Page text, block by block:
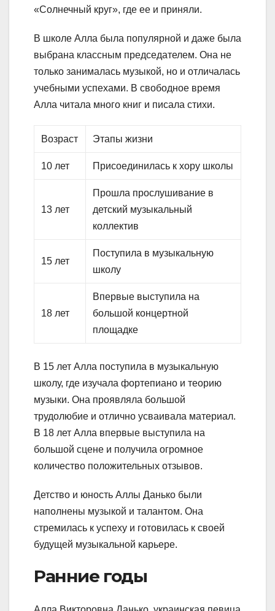
«Солнечный круг», где ее и приняли.
В школе Алла была популярной и даже была
выбрана классным председателем. Она не
только занималась музыкой, но и отличалась
учебными успехами. В свободное время
Алла читала много книг и писала стихи.
Возраст Этапы жизни
10 лет Присоединилась к хору школы
13 лет
Прошла прослушивание в
детский музыкальный
коллектив
15 лет
Поступила в музыкальную
школу
18 лет
Впервые выступила на
большой концертной
площадке
В 15 лет Алла поступила в музыкальную
школу, где изучала фортепиано и теорию
музыки. Она проявляла большой
трудолюбие и отлично усваивала материал.
В 18 лет Алла впервые выступила на
большой сцене и получила огромное
количество положительных отзывов.
Детство и юность Аллы Данько были
наполнены музыкой и талантом. Она
стремилась к успеху и готовилась к своей
будущей музыкальной карьере.
Ранние годы